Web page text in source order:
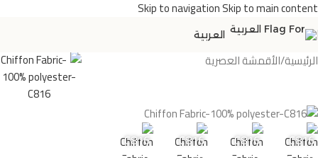
Skip to navigationSkip to main content
العربية
الرئيسية/الأقمشة العصرية C816
C816
C816
C816
C816